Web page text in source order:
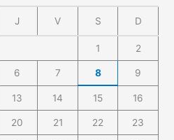
J V S D
1 2
6 7 8 9
13 14 15 16
20 21 22 23